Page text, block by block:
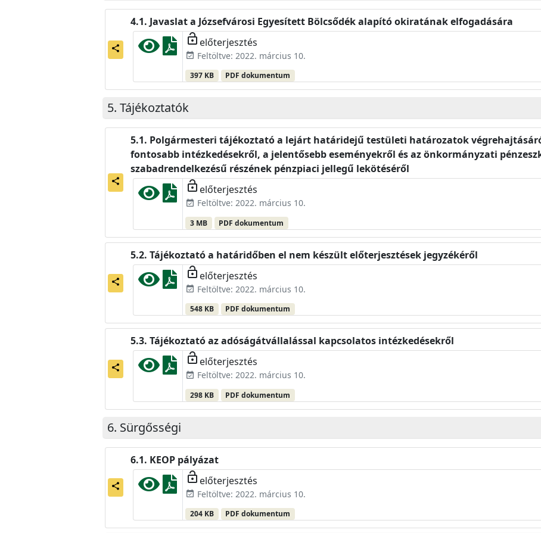
share
Javaslat a Józsefvárosi Egyesített Bölcsődék alapító okiratának elfogadására
lock_open előterjesztés
event_available Feltöltve: 2022. március 10.
397 KB PDF dokumentum
Tájékoztatók
share
Polgármesteri tájékoztató a lejárt határidejű testületi határozatok
fontosabb intézkedésekről, a jelentősebb eseményekről és az önkormányzati
szabadrendelkezésű részének pénzpiaci jellegű lekötéséről
lock_open előterjesztés
event_available Feltöltve: 2022. március 10.
3 MB PDF dokumentum
share
Tájékoztató a határidőben el nem készült előterjesztések jegyzékéről
lock_open előterjesztés
event_available Feltöltve: 2022. március 10.
548 KB PDF dokumentum
share
Tájékoztató az adóságátvállalással kapcsolatos intézkedésekről
lock_open előterjesztés
event_available Feltöltve: 2022. március 10.
298 KB PDF dokumentum
Sürgősségi
share
KEOP pályázat
lock_open előterjesztés
event_available Feltöltve: 2022. március 10.
204 KB PDF dokumentum